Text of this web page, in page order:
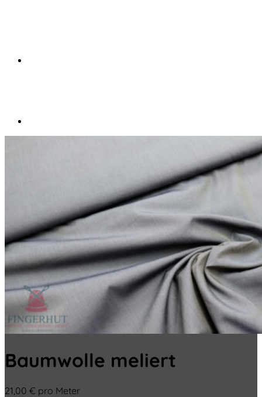
Baumwolle meliert
21,00 € pro Meter